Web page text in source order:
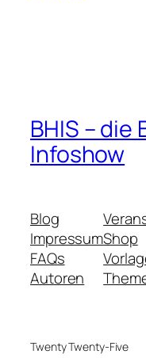
BHIS – die
Infoshow
Blog
Impressum
FAQs
Autoren
Shop
Twenty Twenty-Five